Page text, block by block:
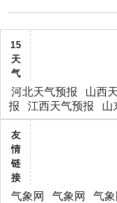
15
天
气
河北天气预报 山西
报
江西天气预报 山
友
情
链
接
气象网 气象网 气